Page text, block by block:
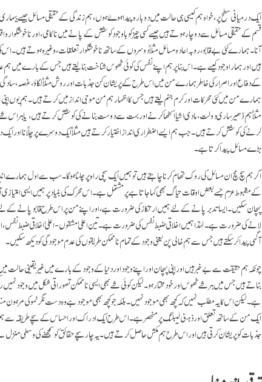
ایک درمیانی سطح پر، خواہ ہم کیسی ہی حالت میں دوبارہ پیدا ہوۓ ہوں، ہم زندگی کے حقیقی مسائل
قسم کے حقیقی مسائل سے دوچار ہوتے ہیں جیسے کسی چیز کو باوجود کوشش کے پانے میں ناکامی، اور ناخوشگوار
آنا۔ ہمارے کئی بےقابو، رو بہ اعادہ مسائل مثلاً دوسروں کے ساتھ نا خوشگوار تعلقات، وغیرہ ہوتے
ہیں اور ہمارا وجود کیسے ہے۔ اس بنا پر ہم اپنے نفس کی کوئی ٹھوس شناخت بنا لیتے ہیں جس کے بارے میں ہم
کے دفاع اور اصرار کی خاطر ہمارے من میں اس طرح کے پریشان کن جذبات اور روش مثلاً لگاؤ، غصہ، سادگی،
ہمارے من میں کئی محرکات اور کرم جنم لیتے ہیں جس کا اظہار ہم من موجی انداز میں کرتے ہیں۔ ہم یوں
مثلاً ہم ڈھیر ساری دولت، مادی اشیا اکٹھا کرنے اور بہت سے دوست بنانے کی کوشش کرتے ہیں، یا ہر اس شے
کرنے کی کوشش کرتے ہیں۔ جب ہم ایسے اضطراری انداز اختیار کرتے ہیں مثلاً ایک دوسرے پر چلًانا اور
بڑے مسائل پیدا کرتا ہے۔
اگر ہم سچ مچ ان مسائل کی روک تھام کرنا چاہتے ہیں تو ہمیں ایک سچی راہ پر چلنا ہو گا۔ سب سے اول ہمارے
کے مظبوط عزم جسے بعض اوقات تیاگ بھی کہا جاتا ہے پر مشتمل ہے۔ اس محرک کی بنیاد پر ہمیں ایسی
پہچان سکیں۔ ایسا تدبر پانے کے لئے ہمیں ارتکاز کی ضرورت ہے، اور اپنے من پر اس طرح قابو پانے کے لئے
لانے کی ضرورت ہے۔ لہٰذا ہمیں اخلاقی ضبط نفس کی ضرورت ہے۔ تین اعلیٰ مشقوں - اعلیٰ اخلاقی ضبط نفس،
آگہی پیدا کر سکتے ہیں جس سے ہم خالی پن یعنی وجود کے تمام ناممکن طریقوں کی عدم موجودگی کو دیکھ سکیں۔
چونکہ ہم حقیقت سے بے خبر ہیں اور اپنی پہچان اور اپنے وجود اور دنیا کے وجود کے بارے میں غیر یقینی حالت
بناتے ہیں جس میں ہر شے ٹھوس اور خودمختار ہو۔ لیکن کوئی شے بھی ایسی ناممکن تصوراتی شکل میں وجود
ہے۔ لیکن اس کا یہ مطلب نہیں کہ کچھ بھی موجود نہیں۔ بلکہ جو کچھ بھی موجود ہے وہ دست نگر نمو کی مرہون
ایک من کے ساتھ تعلق اور ذہنی لیبلنگ پر منحصر ہے۔ اس طرح ایک ادراک اور احساس کے سچے طریقہ سے ہم
جذبات کو پریشان کرتی ہیں اور اس طرح ہم مکش حاصل کرتے ہیں۔ یہ چار سچے حقائق کو سمجھنے کی وسطی